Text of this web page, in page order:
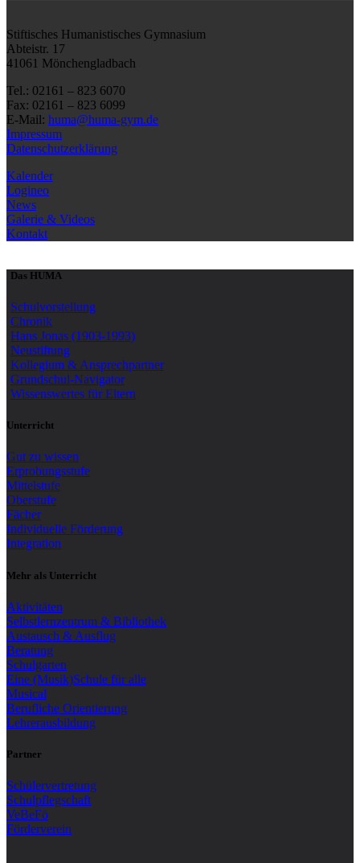
Stiftisches Humanistisches Gymnasium
Abteistr. 17
41061 Mönchengladbach
Tel.: 02161 – 823 6070
Fax: 02161 – 823 6099
E-Mail: huma@huma-gym.de
Impressum
Datenschutzerklärung
Kalender
Logineo
News
Galerie & Videos
Kontakt
Das HUMA
Schulvorstellung
Chronik
Hans Jonas (1903-1993)
Neustiftung
Kollegium & Ansprechpartner
Grundschul-Navigator
Wissenswertes für Eltern
Unterricht
Gut zu wissen
Erprobungsstufe
Mittelstufe
Oberstufe
Fächer
Individuelle Förderung
Integration
Mehr als Unterricht
Aktivitäten
Selbstlernzentrum & Bibliothek
Austausch & Ausflug
Beratung
Schulgarten
Eine (Musik)Schule für alle
Musical
Berufliche Orientierung
Lehrerausbildung
Partner
Schülervertretung
Schulpflegschaft
VeBeFö
Förderverein